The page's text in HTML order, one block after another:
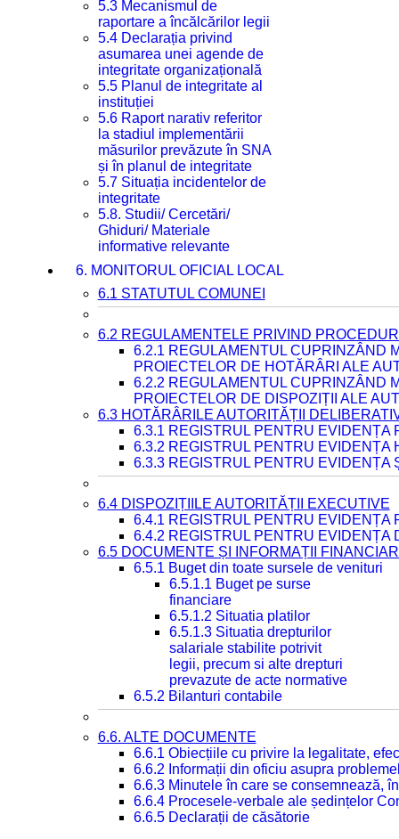
5.3 Mecanismul de
raportare a încălcărilor legii
5.4 Declarația privind
asumarea unei agende de
integritate organizațională
5.5 Planul de integritate al
instituției
5.6 Raport narativ referitor
la stadiul implementării
măsurilor prevăzute în SNA
și în planul de integritate
5.7 Situația incidentelor de
integritate
5.8. Studii/ Cercetări/
Ghiduri/ Materiale
informative relevante
6. MONITORUL OFICIAL LOCAL
6.1 STATUTUL COMUNEI
6.2 REGULAMENTELE PRIVIND
6.2.1 REGULAMENTUL CUPRINZÂND
PROIECTELOR DE HOTĂRÂRI ALE
6.2.2 REGULAMENTUL CUPRINZÂND
PROIECTELOR DE DISPOZIȚII ALE
6.3 HOTĂRÂRILE AUTORITĂȚII
6.3.1 REGISTRUL PENTRU EVIDENȚA
6.3.2 REGISTRUL PENTRU EVIDENȚA
6.3.3 REGISTRUL PENTRU EVIDENȚA
6.4 DISPOZIȚIILE AUTORITĂȚII EXECUTIVE
6.4.1 REGISTRUL PENTRU EVIDENȚA
6.4.2 REGISTRUL PENTRU EVIDENȚA
6.5 DOCUMENTE ȘI INFORMAȚII
6.5.1 Buget din toate sursele de venituri
6.5.1.1 Buget pe surse
financiare
6.5.1.2 Situatia platilor
6.5.1.3 Situatia drepturilor
salariale stabilite potrivit
legii, precum si alte drepturi
prevazute de acte normative
6.5.2 Bilanturi contabile
6.6. ALTE DOCUMENTE
6.6.1 Obiecțiile cu privire la legalitate,
6.6.2 Informații din oficiu asupra
6.6.3 Minutele în care se consemnează,
6.6.4 Procesele-verbale ale ședințelor
6.6.5 Declarații de căsătorie